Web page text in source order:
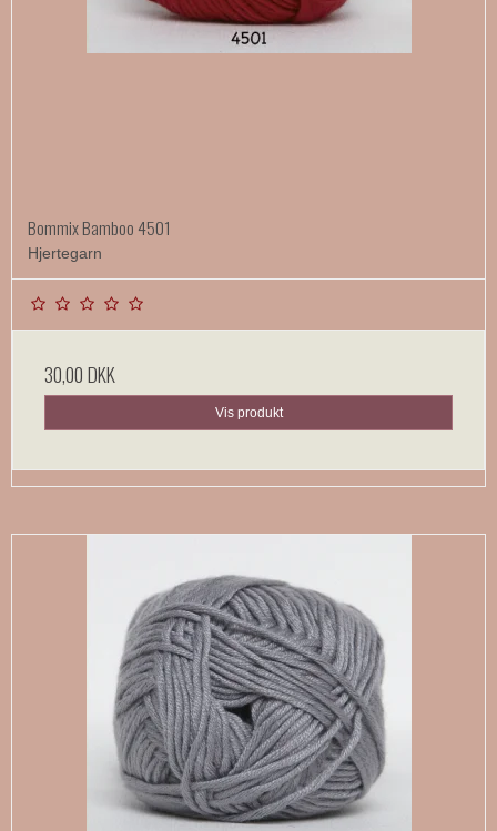
Bommix Bamboo 4501
Hjertegarn
30,00 DKK
Vis produkt